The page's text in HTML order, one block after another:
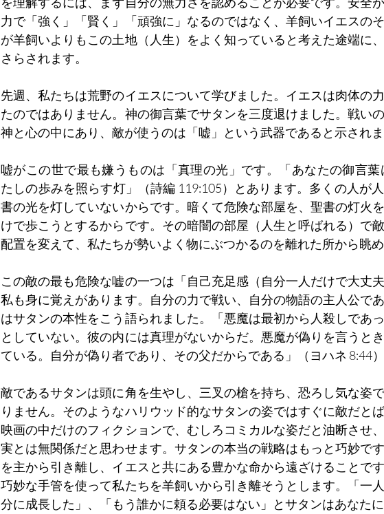
力で「強く」「賢く」「頑強に」なるのではなく、羊飼いイエスの
が羊飼いよりもこの土地（人生）をよく知っていると考えた途端に
さらされます。
先週、私たちは荒野のイエスについて学びました。イエスは肉体の
たのではありません。神の御言葉でサタンを三度退けました。戦い
神と心の中にあり、敵が使うのは「嘘」という武器であると示されま
嘘がこの世で最も嫌うものは「真理の光」です。「あなたの御言
たしの歩みを照らす灯」（詩編 119:105）とあります。多くの人が
書の光を灯していないからです。暗くて危険な部屋を、聖書の灯火
けで歩こうとするからです。その暗闇の部屋（人生と呼ばれる）で
配置を変えて、私たちが勢いよく物にぶつかるのを離れた所から眺め
この敵の最も危険な嘘の一つは「自己充足感（自分一人だけで大丈
私も身に覚えがあります。自分の力で戦い、自分の物語の主人公で
はサタンの本性をこう語られました。「悪魔は最初から人殺しであ
としていない。彼の内には真理がないからだ。悪魔が偽りを言うと
ている。自分が偽り者であり、その父だからである」（ヨハネ 8:44）
敵であるサタンは頭に角を生やし、三叉の槍を持ち、恐ろし気な姿
りません。そのようなハリウッド的なサタンの姿ではすぐに敵だと
映画の中だけのフィクションで、むしろコミカルな姿だと油断させ
実とは無関係だと思わせます。サタンの本当の戦略はもっと巧妙で
を主から引き離し、イエスと共にある豊かな命から遠ざけることで
巧妙な手管を使って私たちを羊飼いから引き離そうとします。「一
分に成長した」、「もう誰かに頼る必要はない」とサタンはあなたに